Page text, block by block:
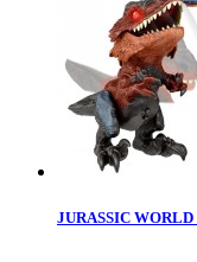
JURASSIC